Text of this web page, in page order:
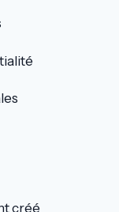
créé